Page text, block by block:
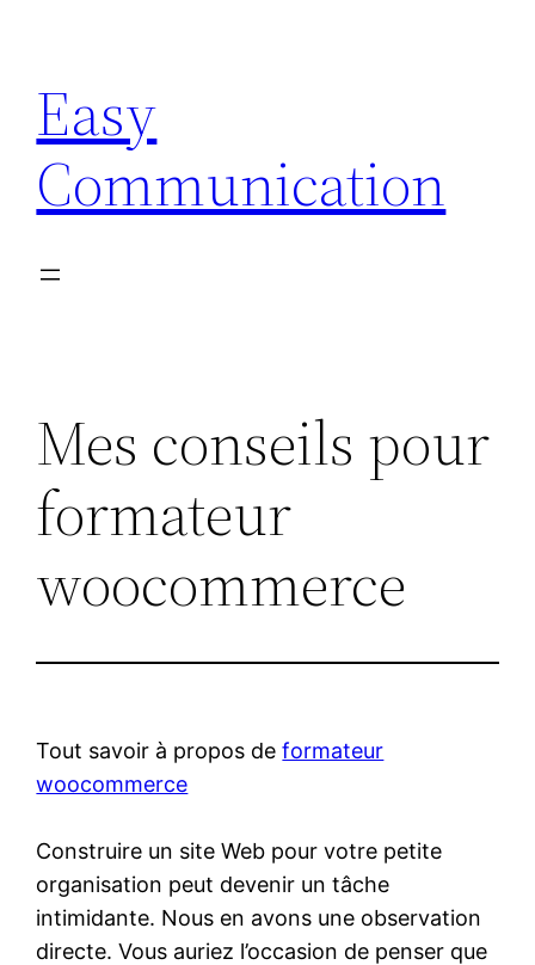
contenu
Easy
Communication
Mes conseils pour
formateur
woocommerce
Tout savoir à propos deformateur
woocommerce
Construire un site Web pour votre petite
organisation peut devenir un tâche
intimidante. Nous en avons une observation
directe. Vous auriez l’occasion de penser que